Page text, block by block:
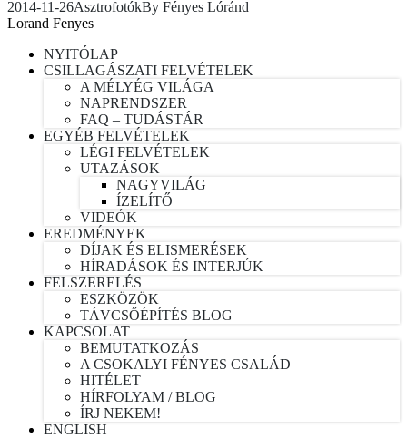
2014-11-26AsztrofotókBy Fényes Lóránd
Lorand Fenyes
NYITÓLAP
CSILLAGÁSZATI FELVÉTELEK
A MÉLYÉG VILÁGA
NAPRENDSZER
FAQ – TUDÁSTÁR
EGYÉB FELVÉTELEK
LÉGI FELVÉTELEK
UTAZÁSOK
NAGYVILÁG
ÍZELÍTŐ
VIDEÓK
EREDMÉNYEK
DÍJAK ÉS ELISMERÉSEK
HÍRADÁSOK ÉS INTERJÚK
FELSZERELÉS
ESZKÖZÖK
TÁVCSŐÉPÍTÉS BLOG
KAPCSOLAT
BEMUTATKOZÁS
A CSOKALYI FÉNYES CSALÁD
HITÉLET
HÍRFOLYAM / BLOG
ÍRJ NEKEM!
ENGLISH